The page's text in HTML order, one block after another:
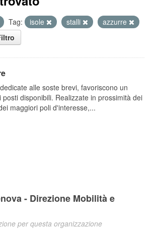
Tag: isole stalli
azzurre
alle soste brevi, favoriscono un
posti disponibili. Realizzate in prossimità dei
maggiori poli d'interesse,...
- Direzione Mobilità e
per questa organizzazione